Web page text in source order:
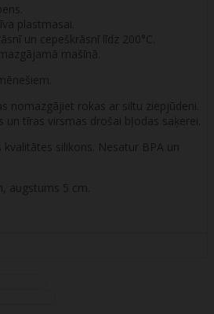
plastmasai.
un cepeškrāsnī līdz 200°C.
mašīnā.
nomazgājiet rokas ar siltu ziepjūdeni.
un tīras virsmas drošai bļodas saķerei.
kvalitātes silikons. Nesatur BPA un
augstums 5 cm.